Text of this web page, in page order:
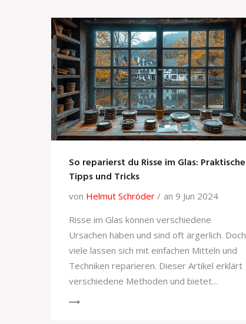
So reparierst du Risse im Glas: Praktische
Tipps und Tricks
von Helmut Schröder
an 9 Jun 2024
Risse im Glas können verschiedene
Ursachen haben und sind oft ärgerlich. Doch
viele lassen sich mit einfachen Mitteln und
Techniken reparieren. Dieser Artikel erklärt
verschiedene Methoden und bietet